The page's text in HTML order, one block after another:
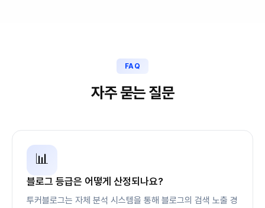
FAQ
자주 묻는 질문
📊
블로그 등급은 어떻게 산정되나요?
투커블로그는 자체 분석 시스템을 통해 블로그의 검색 노출 경